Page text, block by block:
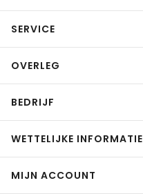
SERVICE
OVERLEG
BEDRIJF
WETTELIJKE INFORMATIE
MIJN ACCOUNT